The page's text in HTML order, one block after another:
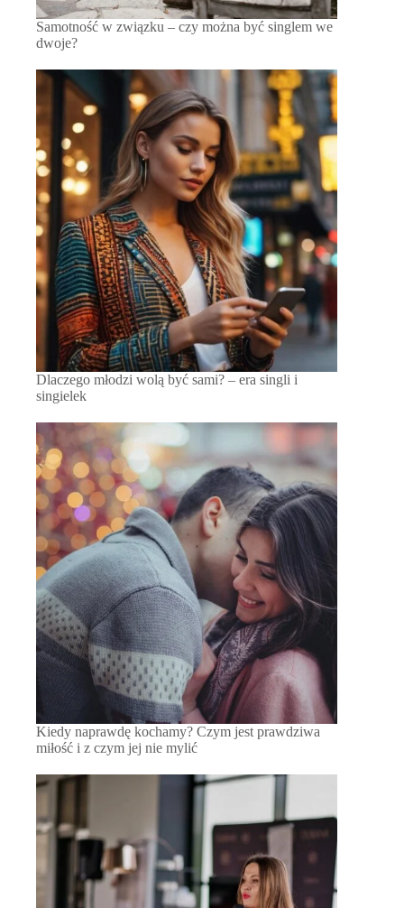
Samotność w związku – czy można być singlem we
dwoje?
Dlaczego młodzi wolą być sami? – era singli i
singielek
Kiedy naprawdę kochamy? Czym jest prawdziwa
miłość i z czym jej nie mylić